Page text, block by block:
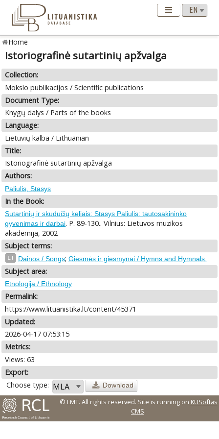
Home
Istoriografinė sutartinių apžvalga
Collection:
Mokslo publikacijos / Scientific publications
Document Type:
Knygų dalys / Parts of the books
Language:
Lietuvių kalba / Lithuanian
Title:
Istoriografinė sutartinių apžvalga
Authors:
Paliulis, Stasys
In the Book:
Sutartinių ir skudučių keliais: Stasys Paliulis: tautosakininko
gyvenimas ir darbai. P. 89-130.. Vilnius: Lietuvos muzikos
akademija, 2002
Subject terms:
LT Dainos / Songs; Giesmės ir giesmynai / Hymns and Hymnals.
Subject area:
Etnologija / Ethnology
Permalink:
https://www.lituanistika.lt/content/45371
Updated:
2026-04-17 07:53:15
Metrics:
Views: 63
Export:
Choose type:
Download
© LMT. All rights reserved. Site is running on KUSoftas
CMS.